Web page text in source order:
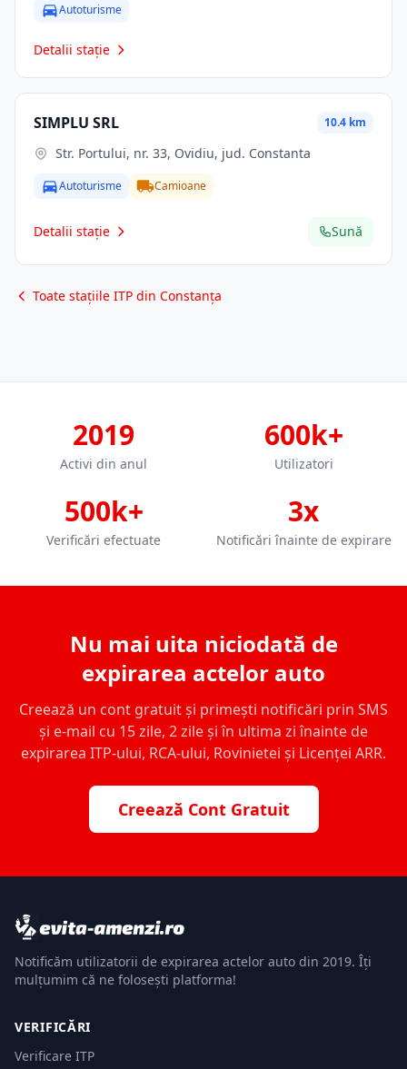
Autoturisme
Detalii stație
SIMPLU SRL 10.4 km
Str. Portului, nr. 33, Ovidiu, jud. Constanta
Autoturisme Camioane
Detalii stație Sună
Toate stațiile ITP din Constanța
2019
Activi din anul
600k+
Utilizatori
500k+
Verificări efectuate
3x
Notificări înainte de expirare
Nu mai uita niciodată de
expirarea actelor auto
Creează un cont gratuit și primești notificări prin SMS
și e-mail cu 15 zile, 2 zile și în ultima zi înainte de
expirarea ITP-ului, RCA-ului, Rovinietei și Licenței ARR.
Creează Cont Gratuit
Notificăm utilizatorii de expirarea actelor auto din 2019. Îți
mulțumim că ne folosești platforma!
VERIFICĂRI
Verificare ITP